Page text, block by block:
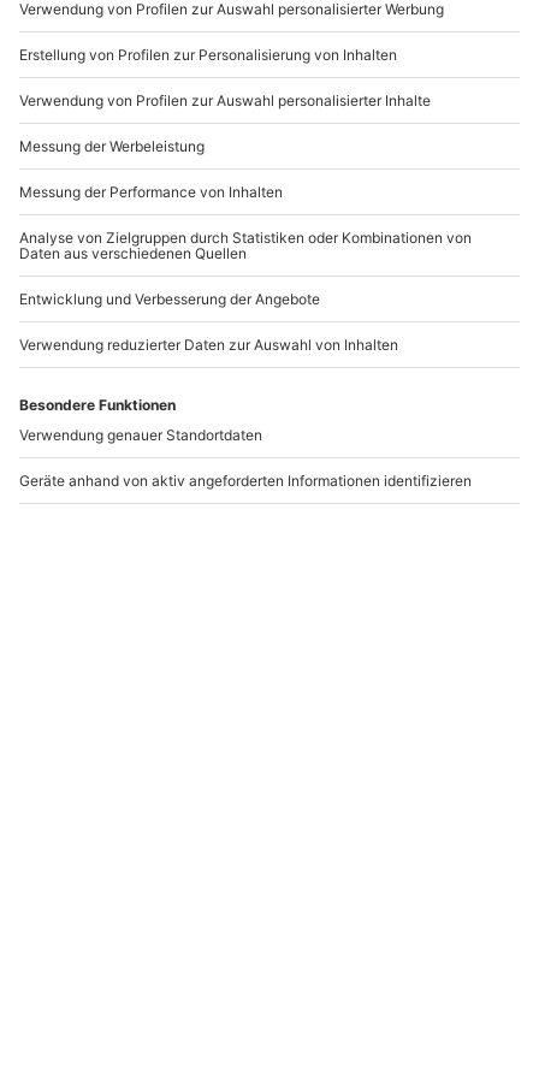
Mo-Fr: 9-17 Uhr
b2b@mydays.de
www.b2b.mydays.de/
Andere Produkte entdecken
Professionelles
Babybauch